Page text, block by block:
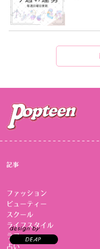
記事
ファッション
ビューティー
スクール
ライフスタイル
ラブ
占い